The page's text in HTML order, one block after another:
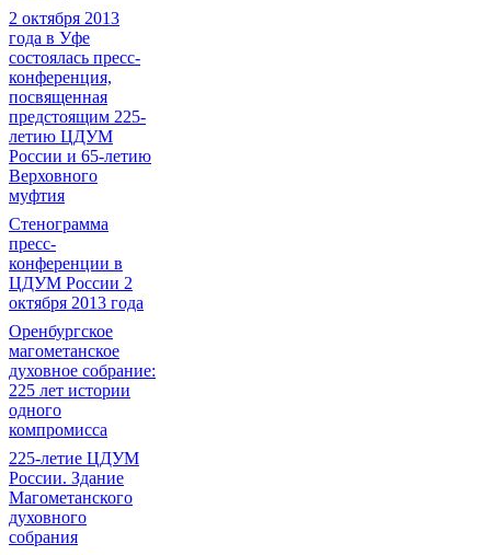
2 октября 2013
года в Уфе
состоялась пресс-
конференция,
посвященная
предстоящим 225-
летию ЦДУМ
России и 65-летию
Верховного
муфтия
Стенограмма
пресс-
конференции в
ЦДУМ России 2
октября 2013 года
Оренбургское
магометанское
духовное собрание:
225 лет истории
одного
компромисса
225-летие ЦДУМ
России. Здание
Магометанского
духовного
собрания